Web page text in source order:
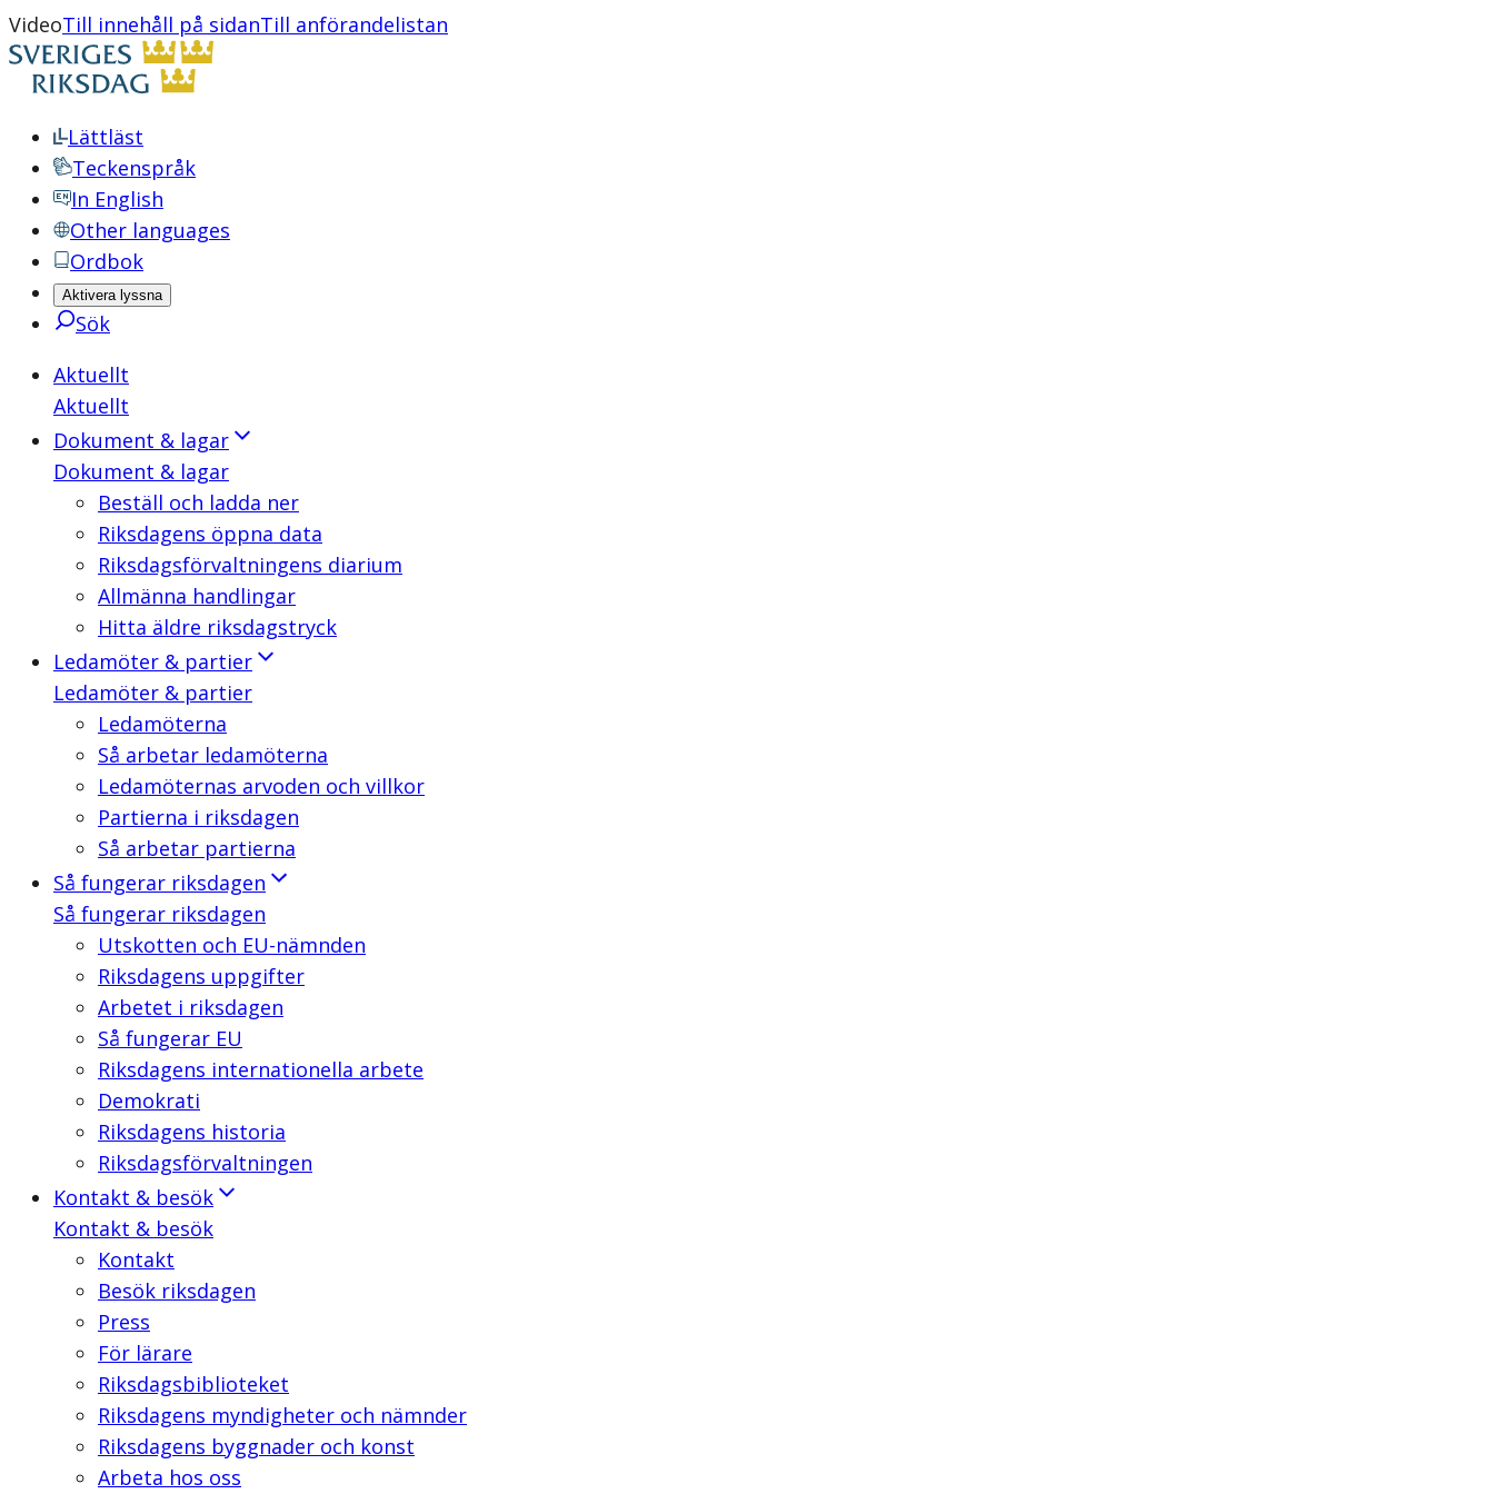
VideoTill innehåll på sidanTill anförandelistan
Lättläst
Teckenspråk
In English
Other languages
Ordbok
Aktivera lyssna
Sök
Aktuellt
Aktuellt
Dokument & lagar
Dokument & lagar
Beställ och ladda ner
Riksdagens öppna data
Riksdagsförvaltningens diarium
Allmänna handlingar
Hitta äldre riksdagstryck
Ledamöter & partier
Ledamöter & partier
Ledamöterna
Så arbetar ledamöterna
Ledamöternas arvoden och villkor
Partierna i riksdagen
Så arbetar partierna
Så fungerar riksdagen
Så fungerar riksdagen
Utskotten och EU-nämnden
Riksdagens uppgifter
Arbetet i riksdagen
Så fungerar EU
Riksdagens internationella arbete
Demokrati
Riksdagens historia
Riksdagsförvaltningen
Kontakt & besök
Kontakt & besök
Kontakt
Besök riksdagen
Press
För lärare
Riksdagsbiblioteket
Riksdagens myndigheter och nämnder
Riksdagens byggnader och konst
Arbeta hos oss